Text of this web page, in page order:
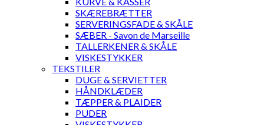
SKÆREBRÆTTER
SERVERINGSFADE & SKÅLE
SÆBER - Savon de Marseille
TALLERKENER & SKÅLE
VISKESTYKKER
TEKSTILER
DUGE & SERVIETTER
HÅNDKLÆDER
TÆPPER & PLAIDER
PUDER